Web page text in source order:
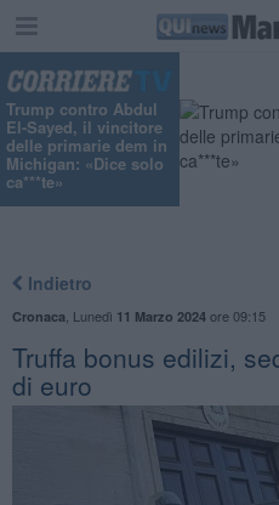
Trump contro Abdul
El-Sayed, il vincitore
delle primarie dem in
Michigan: «Dice solo
ca***te»
Indietro
Cronaca Lunedì 11 Marzo 2024ore 09:15
Truffa bonus edilizi,
di euro